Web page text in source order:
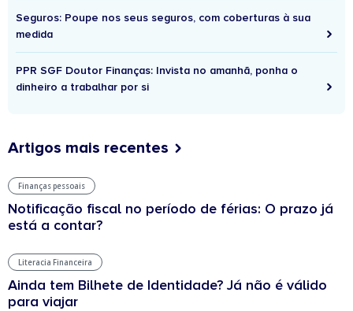
Seguros: Poupe nos seus seguros, com coberturas à sua
medida
PPR SGF Doutor Finanças: Invista no amanhã, ponha o
dinheiro a trabalhar por si
Artigos mais recentes
Finanças pessoais
Notificação fiscal no período de férias: O prazo já
está a contar?
Literacia Financeira
Ainda tem Bilhete de Identidade? Já não é válido
para viajar